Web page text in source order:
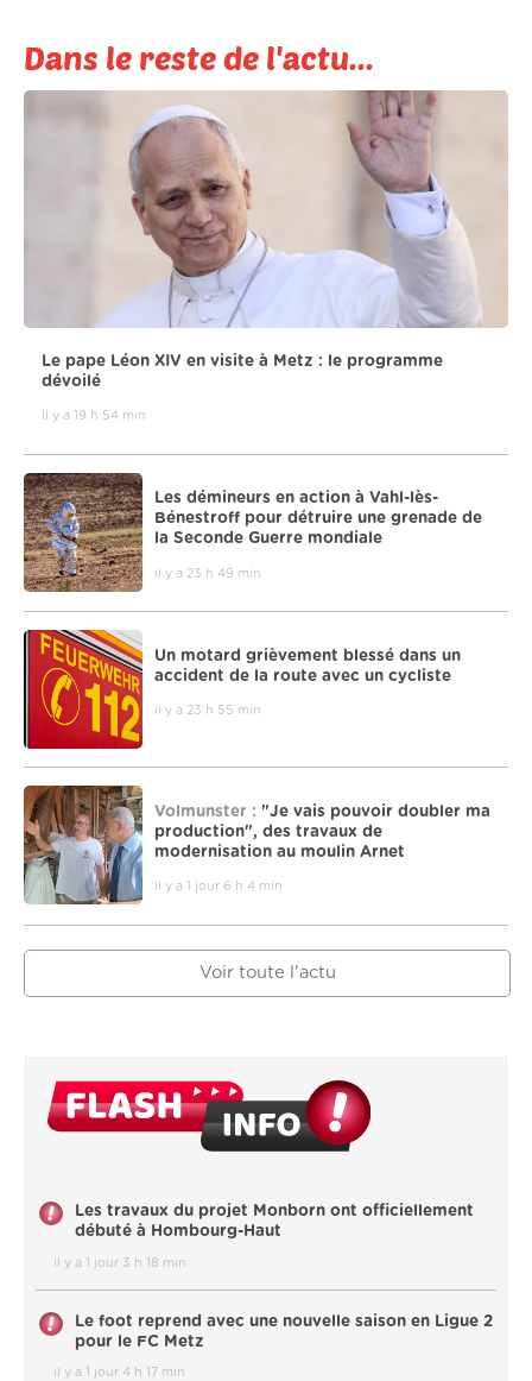
Dans le reste de l'actu...
Le pape Léon XIV en visite à Metz : le programme
dévoilé
il y a 19 h 54 min
Les démineurs en action à Vahl-lès-
Bénestroff pour détruire une grenade de
la Seconde Guerre mondiale
il y a 23 h 49 min
Un motard grièvement blessé dans un
accident de la route avec un cycliste
il y a 23 h 55 min
Volmunster : "Je vais pouvoir doubler ma
production", des travaux de
modernisation au moulin Arnet
il y a 1 jour 6 h 4 min
Voir toute l'actu
Les travaux du projet Monborn ont officiellement
débuté à Hombourg-Haut
il y a 1 jour 3 h 18 min
Le foot reprend avec une nouvelle saison en Ligue 2
pour le FC Metz
il y a 1 jour 4 h 17 min